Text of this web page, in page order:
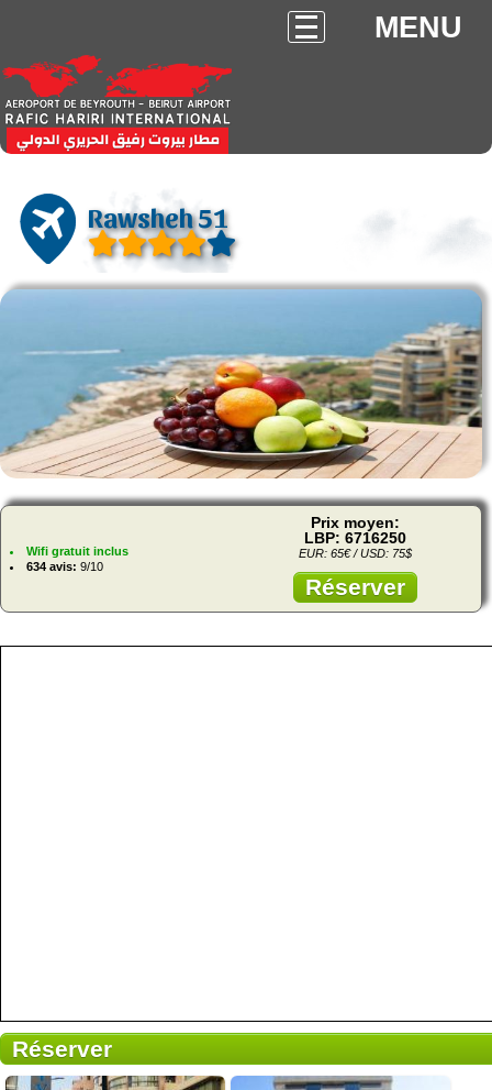
MENU
Rawsheh 51
Wifi gratuit inclus
634 avis: 9/10
Prix moyen:
LBP: 6716250
EUR: 65€ / USD: 75$
Réserver
Réserver